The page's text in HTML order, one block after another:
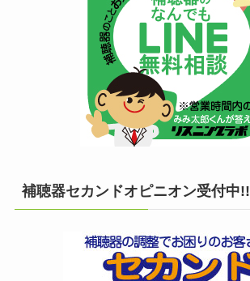
補聴器セカンドオピニオン受付中!!